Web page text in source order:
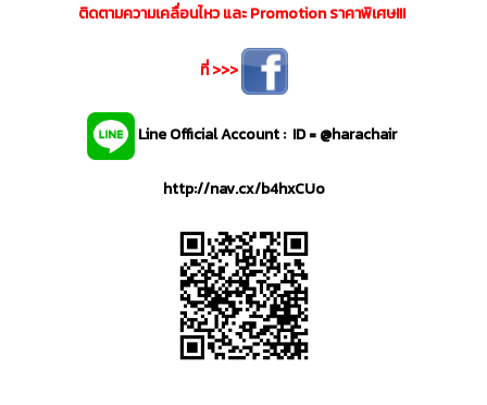
ติดตามความเคลื่อนไหว และ Promotion ราคาพิเศษ!!!
ที่ >>>
Line Official Account : ID = @harachair
http://nav.cx/b4hxCUo